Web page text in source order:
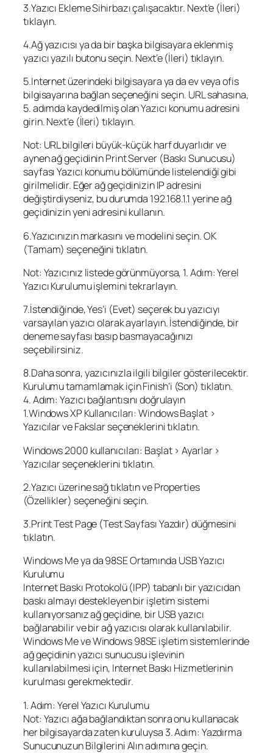
3.Yazıcı Ekleme Sihirbazı çalışacaktır. Next’e (İleri)
tıklayın.
4.Ağ yazıcısı ya da bir başka bilgisayara eklenmiş
yazıcı yazılı butonu seçin. Next’e (İleri) tıklayın.
5.Internet üzerindeki bilgisayara ya da ev veya ofis
bilgisayarına bağlan seçeneğini seçin. URL sahasına,
5. adımda kaydedilmiş olan Yazıcı konumu adresini
girin. Next’e (İleri) tıklayın.
Not: URL bilgileri büyük-küçük harf duyarlıdır ve
aynen ağ geçidinin Print Server (Baskı Sunucusu)
sayfası Yazıcı konumu bölümünde listelendiği gibi
girilmelidir. Eğer ağ geçidinizin IP adresini
değiştirdiyseniz, bu durumda 192.168.1.1 yerine ağ
geçidinizin yeni adresini kullanın.
6.Yazıcınızın markasını ve modelini seçin. OK
(Tamam) seçeneğini tıklatın.
Not: Yazıcınız listede görünmüyorsa, 1. Adım: Yerel
Yazıcı Kurulumu işlemini tekrarlayın.
7.İstendiğinde, Yes’i (Evet) seçerek bu yazıcıyı
varsayılan yazıcı olarak ayarlayın. İstendiğinde, bir
deneme sayfası basıp basmayacağınızı
seçebilirsiniz.
8.Daha sonra, yazıcınızla ilgili bilgiler gösterilecektir.
Kurulumu tamamlamak için Finish’i (Son) tıklatın.
4. Adım: Yazıcı bağlantısını doğrulayın
1.Windows XP Kullanıcıları: Windows Başlat >
Yazıcılar ve Fakslar seçeneklerini tıklatın.
Windows 2000 kullanıcıları: Başlat > Ayarlar >
Yazıcılar seçeneklerini tıklatın.
2.Yazıcı üzerine sağ tıklatın ve Properties
(Özellikler) seçeneğini seçin.
3.Print Test Page (Test Sayfası Yazdır) düğmesini
tıklatın.
Windows Me ya da 98SE Ortamında USB Yazıcı
Kurulumu
Internet Baskı Protokolü (IPP) tabanlı bir yazıcıdan
baskı almayı destekleyen bir işletim sistemi
kullanıyorsanız ağ geçidine, bir USB yazıcı
bağlanabilir ve bir ağ yazıcısı olarak kullanılabilir.
Windows Me ve Windows 98SE işletim sistemlerinde
ağ geçidinin yazıcı sunucusu işlevinin
kullanılabilmesi için, Internet Baskı Hizmetlerinin
kurulması gerekmektedir.
1. Adım: Yerel Yazıcı Kurulumu
Not: Yazıcı ağa bağlandıktan sonra onu kullanacak
her bilgisayarda zaten kuruluysa 3. Adım: Yazdırma
Sunucunuzun Bilgilerini Alın adımına geçin.